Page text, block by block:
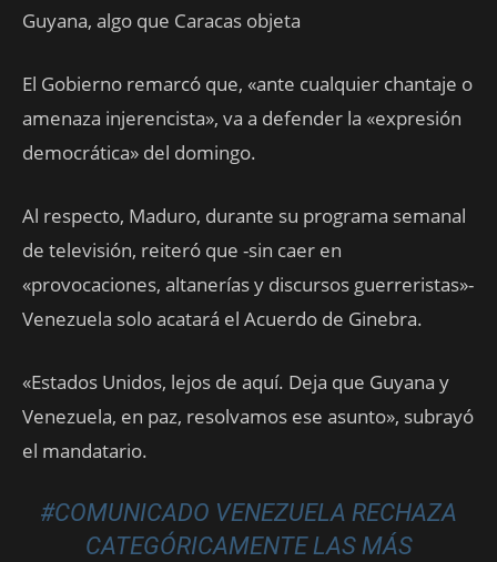
Guyana, algo que Caracas objeta
El Gobierno remarcó que, «ante cualquier chantaje o
amenaza injerencista», va a defender la «expresión
democrática» del domingo.
Al respecto, Maduro, durante su programa semanal
de televisión, reiteró que -sin caer en
«provocaciones, altanerías y discursos guerreristas»-
Venezuela solo acatará el Acuerdo de Ginebra.
«Estados Unidos, lejos de aquí. Deja que Guyana y
Venezuela, en paz, resolvamos ese asunto», subrayó
el mandatario.
#COMUNICADO VENEZUELA RECHAZA
CATEGÓRICAMENTE LAS MÁS